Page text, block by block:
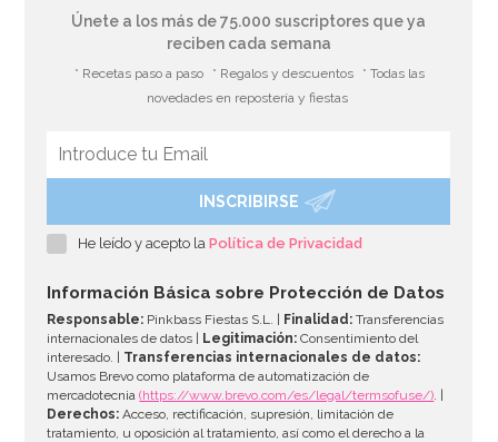
Pegamento Comestible 25 gr - Rainbow Dust
AÑADIR
Únete a los más de 75.000 suscriptores que ya
reciben cada semana
* Recetas paso a paso * Regalos y descuentos
* Todas las
novedades en repostería y fiestas
INSCRIBIRSE
He leído y acepto laPolítica de Privacidad
Información Básica sobre Protección de Datos
Responsable: Pinkbass Fiestas S.L. | Finalidad: Transferencias
internacionales de datos |
Legitimación: Consentimiento del
interesado. | Transferencias internacionales de datos:
Usamos Brevo como plataforma de automatización de
mercadotecnia(https://www.brevo.com/es/legal/termsofuse/). |
Derechos: Acceso, rectificación, supresión, limitación de
tratamiento, u oposición al tratamiento, así como el derecho a la